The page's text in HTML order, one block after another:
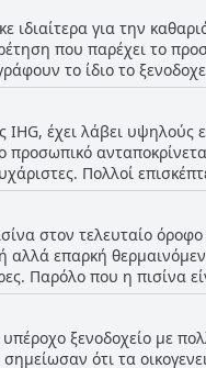
για την
που παρέχει το
το ίδιο το
όπως ένα
θετικά σχόλια. Ενώ
γυμναστηρίου δεν ήταν
η Γαλλία, η Ελλάδα,
έχει λάβει υψηλούς
Πολλοί
με ορισμένους
επαινέθηκε επίσης
καθαριότητας του
δεν ήταν όλο το
Ιδιαίτερα
τους. Παρά τα
εξαιρετικό,
στον τελευταίο
αλλά επαρκή
Παρόλο που η πισίνα
ότι ο χώρος στον
και ναυαγοσώστη
διαπίστωσαν ότι
της πόλης.
ξενοδοχείο με
σημείωσαν ότι τα